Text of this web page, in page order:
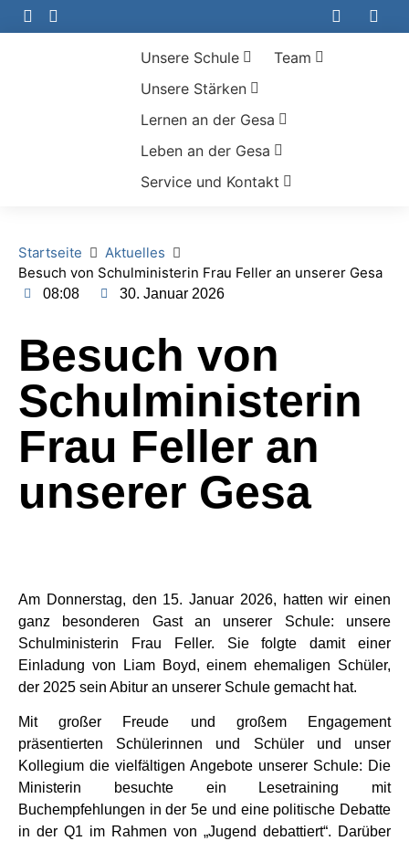
Unsere Schule
Team
Unsere Stärken
Lernen an der Gesa
Leben an der Gesa
Service und Kontakt
Startseite
Aktuelles
Besuch von Schulministerin Frau Feller an unserer Gesa
08:08 30. Januar 2026
Besuch von
Schulministerin
Frau Feller an
unserer Gesa
Am Donnerstag, den 15. Januar 2026, hatten wir einen
ganz besonderen Gast an unserer Schule: unsere
Schulministerin Frau Feller. Sie folgte damit einer
Einladung von Liam Boyd, einem ehemaligen Schüler,
der 2025 sein Abitur an unserer Schule gemacht hat.
Mit großer Freude und großem Engagement
präsentierten Schülerinnen und Schüler und unser
Kollegium die vielfältigen Angebote unserer Schule: Die
Ministerin besuchte ein Lesetraining mit
Buchempfehlungen in der 5e und eine politische Debatte
in der Q1 im Rahmen von „Jugend debattiert“. Darüber